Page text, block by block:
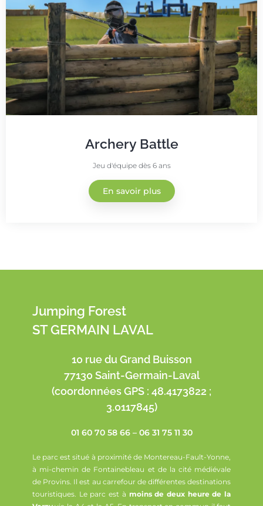
Archery Battle
Jeu d'équipe dès 6 ans
En savoir plus
Jumping Forest
ST GERMAIN LAVAL
10 rue du Grand Buisson
77130 Saint-Germain-Laval
(coordonnées GPS : 48.4173822 ;
3.0117845)
01 60 70 58 66 – 06 31 75 11 30
Le parc est situé à proximité de Montereau-Fault-Yonne,
à mi-chemin de Fontainebleau et de la cité médiévale
de Provins. Il est au carrefour de différentes destinations
touristiques. Le parc est à moins de deux heure de la